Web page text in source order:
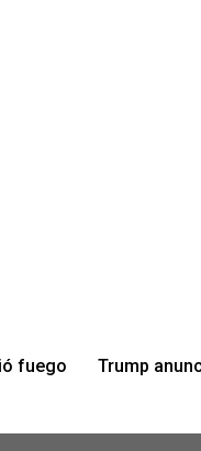
fuego
Trump